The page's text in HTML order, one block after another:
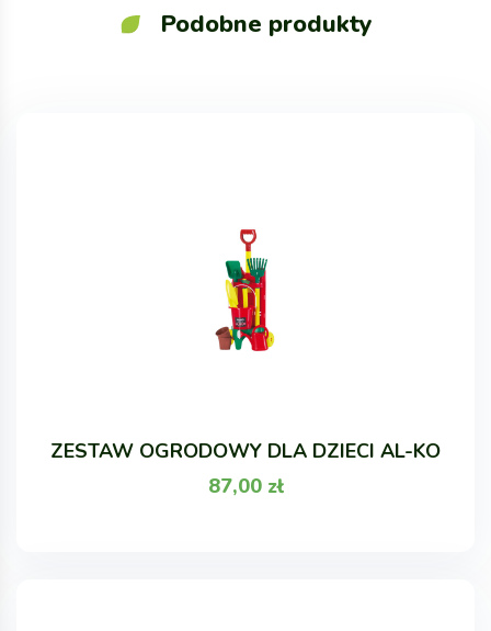
Podobne produkty
ZESTAW OGRODOWY DLA DZIECI AL-KO
87,00 zł